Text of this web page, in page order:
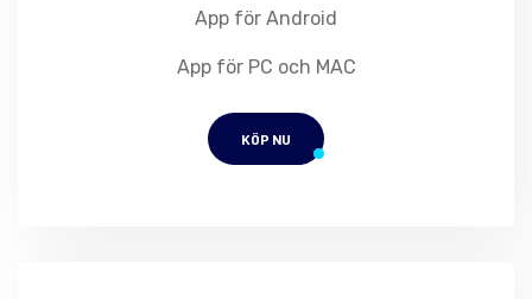
App för Android
App för PC och MAC
KÖP NU